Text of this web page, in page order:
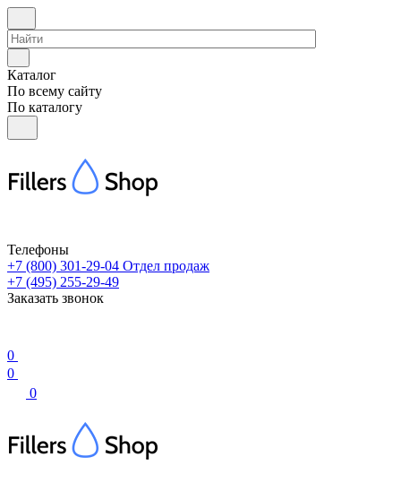
Каталог
По всему сайту
По каталогу
Телефоны
+7 (800) 301-29-04 Отдел продаж
+7 (495) 255-29-49
Заказать звонок
0
0
0